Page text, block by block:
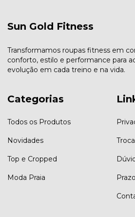
Sun Gold Fitness
Transformamos roupas fitness em
conforto, estilo e performance para
evolução em cada treino e na vida.
Categorias
Todos os Produtos
Novidades
Top e Cropped
Moda Praia